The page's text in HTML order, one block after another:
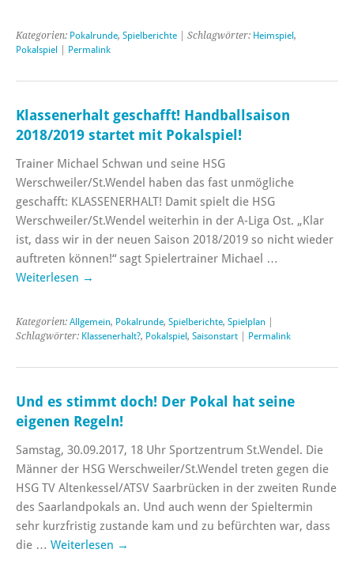
Kategorien: Pokalrunde, Spielberichte | Schlagwörter: Heimspiel ,
Pokalspiel
Permalink
Klassenerhalt geschafft! Handballsaison
2018/2019 startet mit Pokalspiel!
Trainer Michael Schwan und seine HSG
Werschweiler/St.Wendel haben das fast unmögliche
geschafft: KLASSENERHALT! Damit spielt die HSG
Werschweiler/St.Wendel weiterhin in der A-Liga Ost. „Klar
ist, dass wir in der neuen Saison 2018/2019 so nicht wieder
auftreten können!“ sagt Spielertrainer Michael …
Weiterlesen →
Kategorien: Allgemein, Pokalrunde, Spielberichte, Spielplan
Schlagwörter: Klassenerhalt?, Pokalspiel , Saisonstart Permalink
Und es stimmt doch! Der Pokal hat seine
eigenen Regeln!
Samstag, 30.09.2017, 18 Uhr Sportzentrum St.Wendel. Die
Männer der HSG Werschweiler/St.Wendel treten gegen die
HSG TV Altenkessel/ATSV Saarbrücken in der zweiten Runde
des Saarlandpokals an. Und auch wenn der Spieltermin
sehr kurzfristig zustande kam und zu befürchten war, dass
die … Weiterlesen →